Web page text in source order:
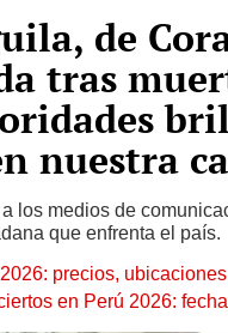
de
tras
nuestra
los medios de
que enfrenta el país.
precios,
en Perú 2026: